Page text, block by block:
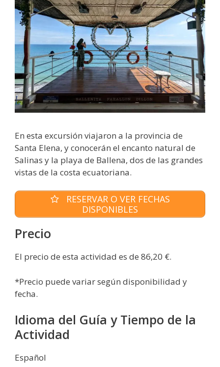
En esta excursión viajaron a la provincia de
Santa Elena, y conocerán el encanto natural de
Salinas y la playa de Ballena, dos de las grandes
vistas de la costa ecuatoriana.
RESERVAR O VER FECHAS
DISPONIBLES
Precio
El precio de esta actividad es de 86,20 €.
*Precio puede variar según disponibilidad y
fecha.
Idioma del Guía y Tiempo de la
Actividad
Español